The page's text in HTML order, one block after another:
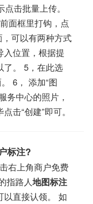
击批量上传。
面框里打钩，点
，可以有两种方式
入位置，根据提
了。 5，在此选
6， 添加“图
务中心的照片，
击“创建”即可。
标注?
右上角商户免费
指路人地图标注
以直接认领。 如